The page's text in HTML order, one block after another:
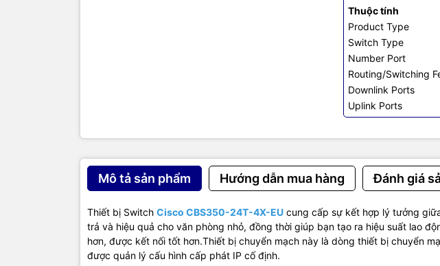
Thuộc tính
Product Type
Switch Type
Number Port
Routing/Switching
Downlink Ports
Uplink Ports
Mô tả sản phẩm Hướng dẫn mua hàng Đánh giá
Thiết bị Switch Cisco CBS350-24T-4X-EU cung cấp sự kết hợp lý tưởng
trả và hiệu quả cho văn phòng nhỏ, đồng thời giúp bạn tạo ra hiệu suất lao
hơn, được kết nối tốt hơn.Thiết bị chuyển mạch này là dòng thiết bị chuyển
được quản lý cấu hình cấp phát IP cố định.
Lên
liên
Hỗ trợ
và dựa
dựa
khách,
Hỗ trợ các tính năng bảo mật SSL,
Flash 256 MB
CPU Memory 512 MB
Kích thước 445 x
Cân nặng